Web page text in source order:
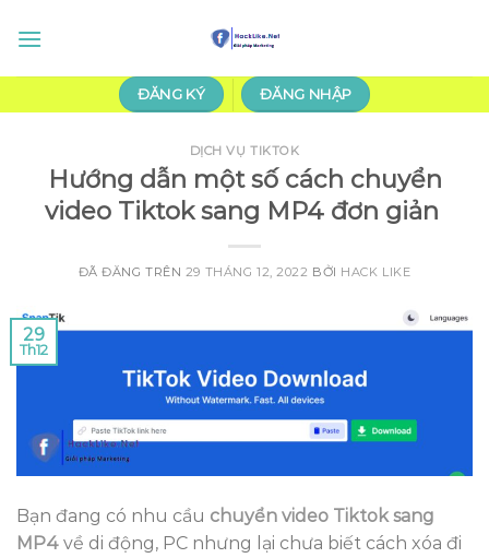
đến
ĐĂNG KÝ ĐĂNG NHẬP
DỊCH VỤ TIKTOK
Hướng dẫn một số cách chuyển
video Tiktok sang MP4 đơn giản
ĐÃ ĐĂNG TRÊN 29 THÁNG 12, 2022 BỞI HACK LIKE
29
Th12
Bạn đang có nhu cầu chuyển video Tiktok sang
MP4 về di động, PC nhưng lại chưa biết cách xóa đi